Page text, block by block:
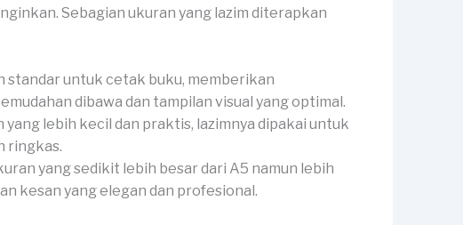
Sebagian ukuran yang lazim diterapkan
standar untuk cetak buku, memberikan
dibawa dan tampilan visual yang optimal.
yang lebih kecil dan praktis, lazimnya dipakai untuk
ringkas.
yang sedikit lebih besar dari A5 namun lebih
kesan yang elegan dan profesional.